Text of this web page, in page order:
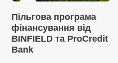
Пільгова програма
фінансування від
BINFIELD та ProCredit
Bank